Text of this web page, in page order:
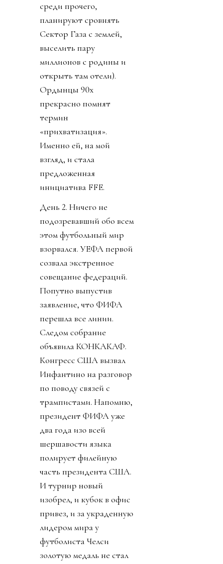
среди прочего,
планируют сровнять
Сектор Газа с землей,
выселить пару
миллионов с родины и
открыть там отели).
Ордынцы 90х
прекрасно помнят
термин
«прихватизация».
Именно ей, на мой
взгляд, и стала
предложенная
инициатива FFE.
День 2. Ничего не
подозревавший обо всем
этом футбольный мир
взорвался. УЕФА первой
созвала экстренное
совещание федераций.
Попутно выпустив
заявление, что ФИФА
перешла все линии.
Следом собрание
объявила КОНКАКАФ.
Конгресс США вызвал
Инфантино на разговор
по поводу связей с
трампистами. Напомню,
президент ФИФА уже
два года изо всей
шершавости языка
полирует филейную
часть президента США.
И турнир новый
изобрел, и кубок в офис
привез, и за украденную
лидером мира у
футболиста Челси
золотую медаль не стал